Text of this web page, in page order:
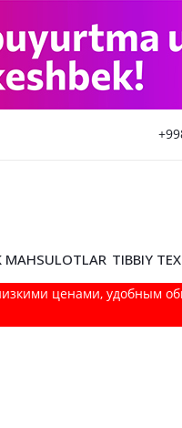
MAHSULOTLAR TIBBIY
ценами, удобным